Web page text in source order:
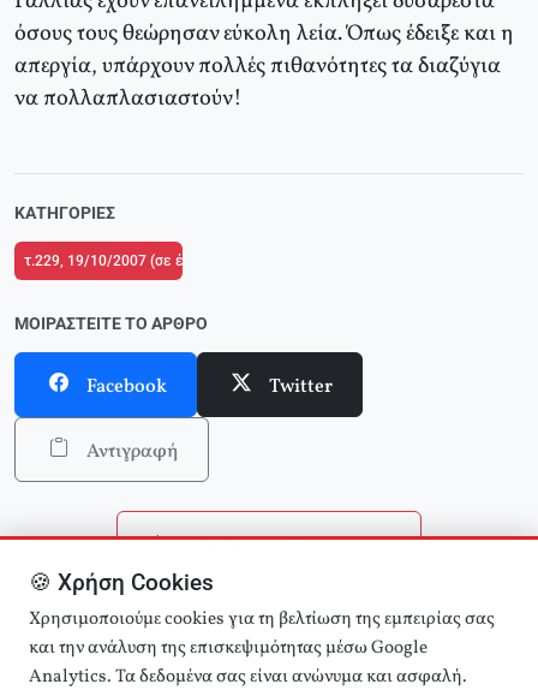
όσους τους θεώρησαν εύκολη λεία. Όπως έδειξε και η
απεργία, υπάρχουν πολλές πιθανότητες τα διαζύγια
να πολλαπλασιαστούν!
ΚΑΤΗΓΟΡΊΕΣ
τ.229, 19/10/2007 (σε ένθετο οι σελίδες της Αριστεράς με αφιέρωμα στον
ΜΟΙΡΑΣΤΕΊΤΕ ΤΟ ΆΡΘΡΟ
Facebook Twitter
Αντιγραφή
Επιστροφή στην αρχική
Αναζήτηση άρθρων
🍪 Χρήση Cookies
Χρησιμοποιούμε cookies για τη βελτίωση της εμπειρίας σας
και την ανάλυση της επισκεψιμότητας μέσω Google
Analytics. Τα δεδομένα σας είναι ανώνυμα και ασφαλή.